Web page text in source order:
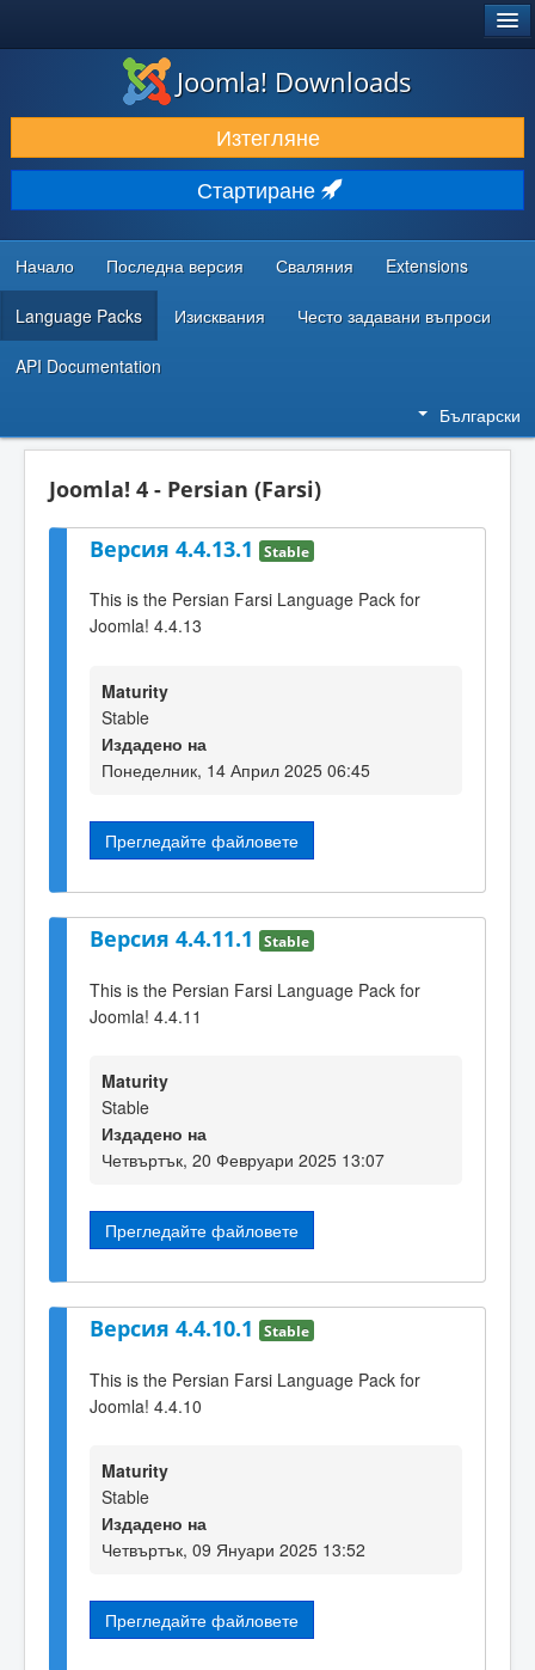
ИЗТЕГЛЯНЕ & РАЗШИРЯВАНЕ
ОТКРИВАЙТЕ & УЧЕТЕ
ОБЩНОСТ & ПОДДРЪЖКА
РЕСУРСИ ЗА РАЗРАБОТКА
Joomla! Downloads
Изтегляне
Стартиране
Начало Последна версия Сваляния Extensions
Language Packs Изисквания Често задавани въпроси
API Documentation
Български
Joomla! 4 - Persian (Farsi)
Версия 4.4.13.1 Stable
This is the Persian Farsi Language Pack for
Joomla! 4.4.13
Maturity
Stable
Издадено на
Понеделник, 14 Април 2025 06:45
Прегледайте файловете
Версия 4.4.11.1 Stable
This is the Persian Farsi Language Pack for
Joomla! 4.4.11
Maturity
Stable
Издадено на
Четвъртък, 20 Февруари 2025 13:07
Прегледайте файловете
Версия 4.4.10.1 Stable
This is the Persian Farsi Language Pack for
Joomla! 4.4.10
Maturity
Stable
Издадено на
Четвъртък, 09 Януари 2025 13:52
Прегледайте файловете